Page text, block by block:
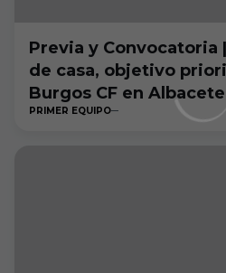
Previa y Convocatoria
de casa, objetivo
Burgos CF en Albacete
PRIMER EQUIPO